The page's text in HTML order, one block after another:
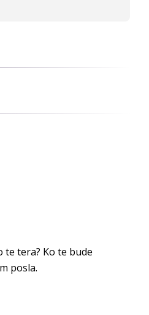
te tera? Ko te bude
posla.